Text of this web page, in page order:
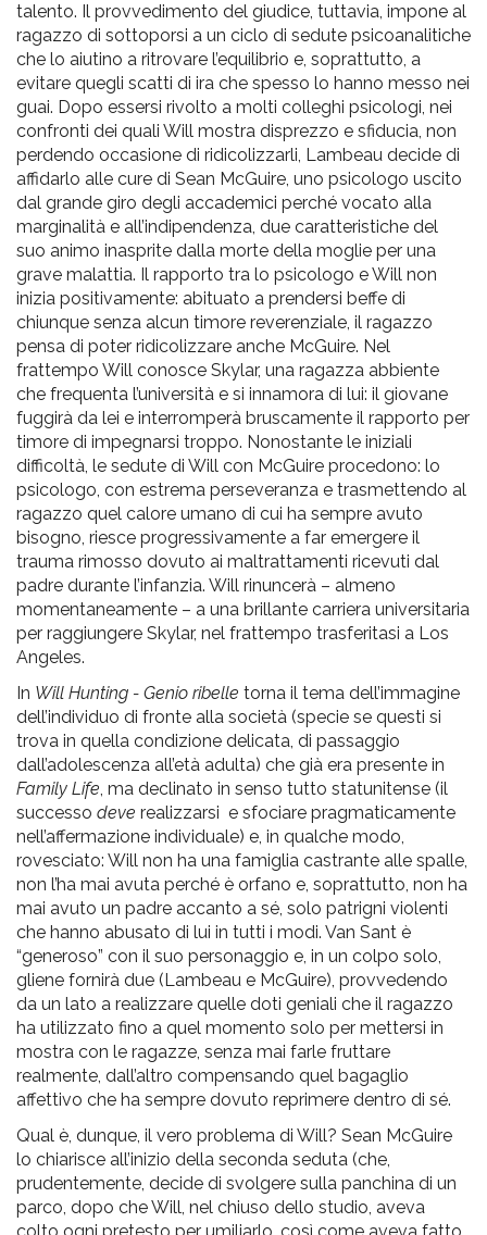
talento. Il provvedimento del giudice, tuttavia, impone al
ragazzo di sottoporsi a un ciclo di sedute psicoanalitiche
che lo aiutino a ritrovare l’equilibrio e, soprattutto, a
evitare quegli scatti di ira che spesso lo hanno messo nei
guai. Dopo essersi rivolto a molti colleghi psicologi, nei
confronti dei quali Will mostra disprezzo e sfiducia, non
perdendo occasione di ridicolizzarli, Lambeau decide di
affidarlo alle cure di Sean McGuire, uno psicologo uscito
dal grande giro degli accademici perché vocato alla
marginalità e all’indipendenza, due caratteristiche del
suo animo inasprite dalla morte della moglie per una
grave malattia. Il rapporto tra lo psicologo e Will non
inizia positivamente: abituato a prendersi beffe di
chiunque senza alcun timore reverenziale, il ragazzo
pensa di poter ridicolizzare anche McGuire. Nel
frattempo Will conosce Skylar, una ragazza abbiente
che frequenta l’università e si innamora di lui: il giovane
fuggirà da lei e interromperà bruscamente il rapporto per
timore di impegnarsi troppo. Nonostante le iniziali
difficoltà, le sedute di Will con McGuire procedono: lo
psicologo, con estrema perseveranza e trasmettendo al
ragazzo quel calore umano di cui ha sempre avuto
bisogno, riesce progressivamente a far emergere il
trauma rimosso dovuto ai maltrattamenti ricevuti dal
padre durante l’infanzia. Will rinuncerà – almeno
momentaneamente – a una brillante carriera universitaria
per raggiungere Skylar, nel frattempo trasferitasi a Los
Angeles.
In Will Hunting - Genio ribelle torna il tema dell’immagine
dell’individuo di fronte alla società (specie se questi si
trova in quella condizione delicata, di passaggio
dall’adolescenza all’età adulta) che già era presente in
Family Life, ma declinato in senso tutto statunitense (il
successo deve realizzarsi e sfociare pragmaticamente
nell’affermazione individuale) e, in qualche modo,
rovesciato: Will non ha una famiglia castrante alle spalle,
non l’ha mai avuta perché è orfano e, soprattutto, non ha
mai avuto un padre accanto a sé, solo patrigni violenti
che hanno abusato di lui in tutti i modi. Van Sant è
“generoso” con il suo personaggio e, in un colpo solo,
gliene fornirà due (Lambeau e McGuire), provvedendo
da un lato a realizzare quelle doti geniali che il ragazzo
ha utilizzato fino a quel momento solo per mettersi in
mostra con le ragazze, senza mai farle fruttare
realmente, dall’altro compensando quel bagaglio
affettivo che ha sempre dovuto reprimere dentro di sé.
Qual è, dunque, il vero problema di Will? Sean McGuire
lo chiarisce all’inizio della seconda seduta (che,
prudentemente, decide di svolgere sulla panchina di un
parco, dopo che Will, nel chiuso dello studio, aveva